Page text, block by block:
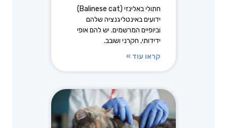
חתולי באלינזי (Balinese cat)
ידועים באינטליגנציה שלהם
וביופיים המרשמים. יש להם אופי
ידידותי, חקרני ושובב.
קראו עוד »